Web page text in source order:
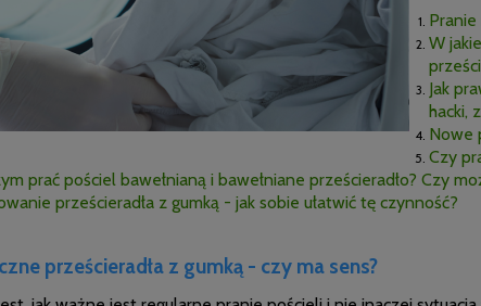
Pranie
W
Jak
hacki,
Nowe
Czy
prać pościel bawełnianą i bawełniane prześcieradło? Czy
prześcieradła z gumką - jak sobie ułatwić tę czynność?
prześcieradła z gumką - czy ma sens?